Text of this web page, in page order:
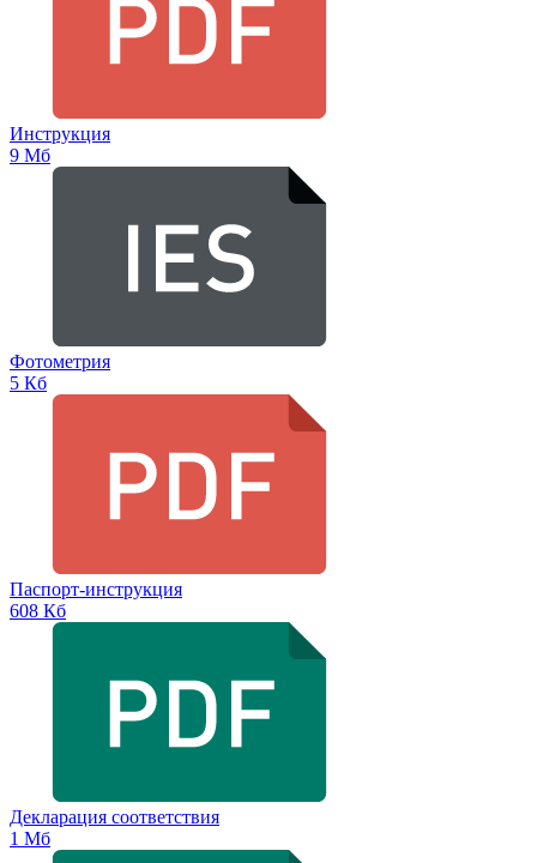
Инструкция
9 Мб
Фотометрия
5 Кб
Паспорт-инструкция
608 Кб
Декларация соответствия
1 Мб